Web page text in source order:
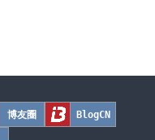
博友圈
BlogCN